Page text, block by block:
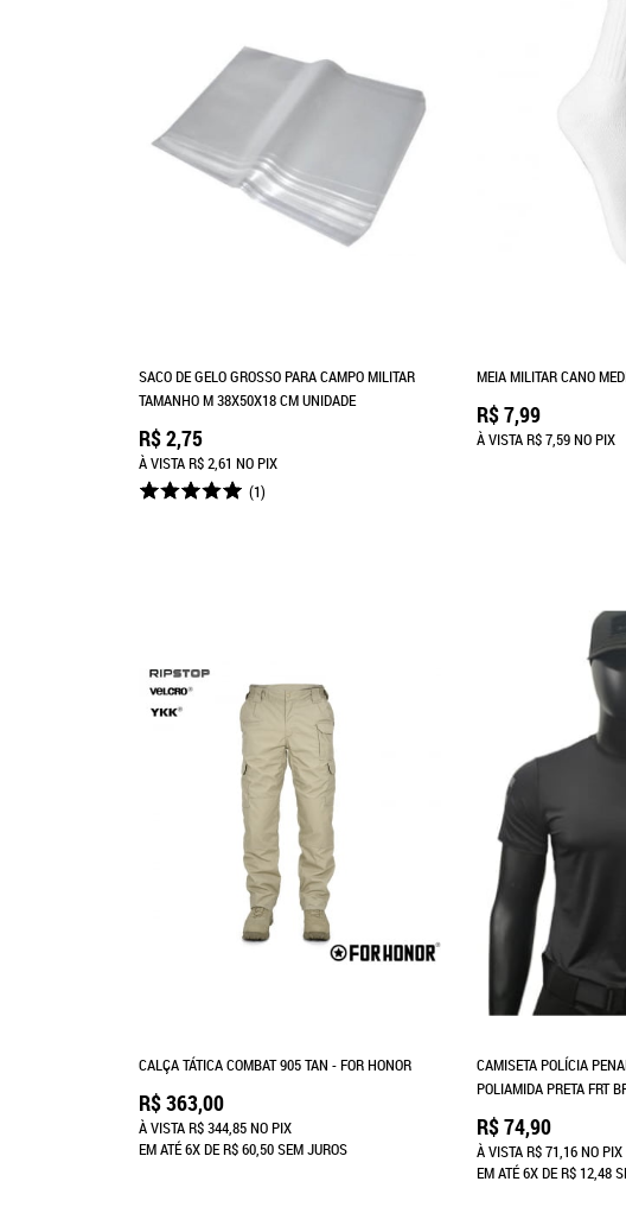
SACO DE GELO GROSSO PARA CAMPO MILITAR
TAMANHO M 38X50X18 CM UNIDADE
R$ 2,75
À VISTAR$ 2,61 NO PIX
(1)
MEIA MILITAR CANO
R$ 7,99
À VISTAR$ 7,59NO PIX
CALÇA TÁTICA COMBAT 905 TAN - FOR HONOR
R$ 363,00
À VISTAR$ 344,85NO PIX
EM ATÉ6XDER$ 60,50SEM JUROS
CAMISETA POLÍCIA
POLIAMIDA PRETA FRT
R$ 74,90
À VISTAR$ 71,16NO PIX
EM ATÉ6XDER$ 12,48